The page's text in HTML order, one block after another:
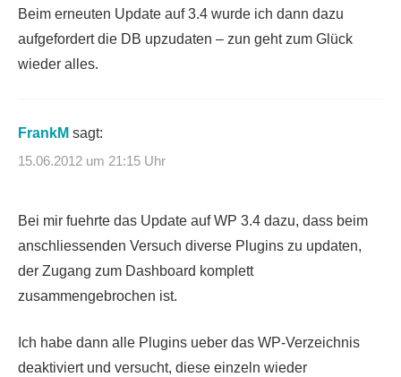
Beim erneuten Update auf 3.4 wurde ich dann dazu
aufgefordert die DB upzudaten – zun geht zum Glück
wieder alles.
FrankM sagt:
15.06.2012 um 21:15 Uhr
Bei mir fuehrte das Update auf WP 3.4 dazu, dass beim
anschliessenden Versuch diverse Plugins zu updaten,
der Zugang zum Dashboard komplett
zusammengebrochen ist.
Ich habe dann alle Plugins ueber das WP-Verzeichnis
deaktiviert und versucht, diese einzeln wieder